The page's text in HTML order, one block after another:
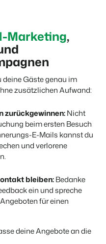
Marketing,
Gäste genau im
zusätzlichen Aufwand:
zurückgewinnen:Nicht
beim ersten Besuch
E-Mails kannst du
und verlorene
bleiben:Bedanke
ein und spreche
für einen
deine Angebote an die